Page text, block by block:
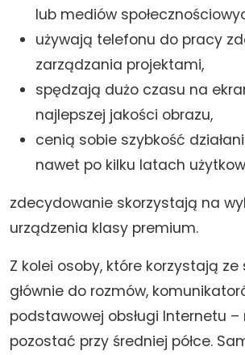
lub mediów
używają telefonu do pracy
zarządzania projektami,
spędzają dużo czasu na
najlepszej jakości obrazu,
cenią sobie szybkość
nawet po kilku latach
zdecydowanie skorzystają na
urządzenia klasy premium.
Z kolei osoby, które korzystają
głównie do rozmów,
podstawowej obsługi Internetu
pozostać przy średniej półce.